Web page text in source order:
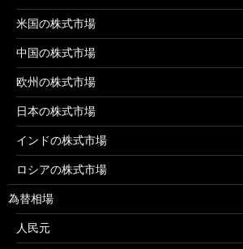
米国の株式市場
中国の株式市場
欧州の株式市場
日本の株式市場
インドの株式市場
ロシアの株式市場
為替相場
人民元